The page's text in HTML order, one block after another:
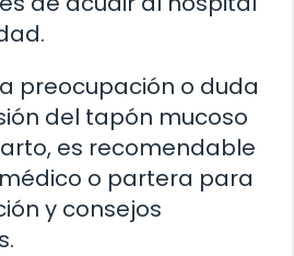
preocupación o duda
del tapón mucoso
es recomendable
o partera para
y consejos